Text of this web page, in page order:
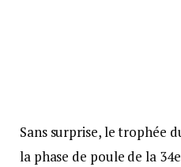
Sans surprise, le trophée
la phase de poule de la